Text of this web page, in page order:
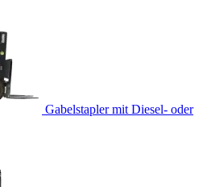
Gabelstapler mit Diesel- oder